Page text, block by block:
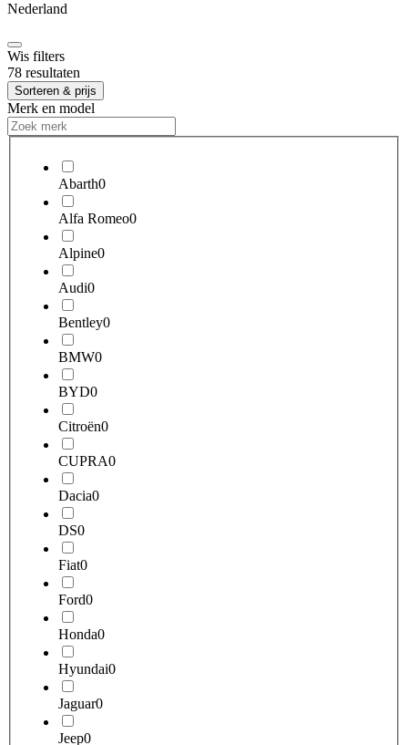
Nederland
Wis filters
78 resultaten
Sorteren & prijs
Merk en model
Abarth0
Alfa Romeo0
Alpine0
Audi0
Bentley0
BMW0
BYD0
Citroën0
CUPRA0
Dacia0
DS0
Fiat0
Ford0
Honda0
Hyundai0
Jaguar0
Jeep0